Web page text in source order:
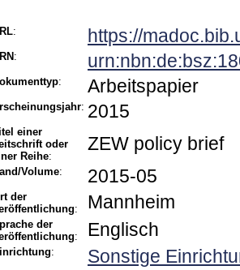
: https://
:
: Arbeitspapier
: 2015
einer
oder
Reihe:
ZEW policy brief
Volume: 2015-05
der
: Mannheim
der
: Englisch
:
Sonstige